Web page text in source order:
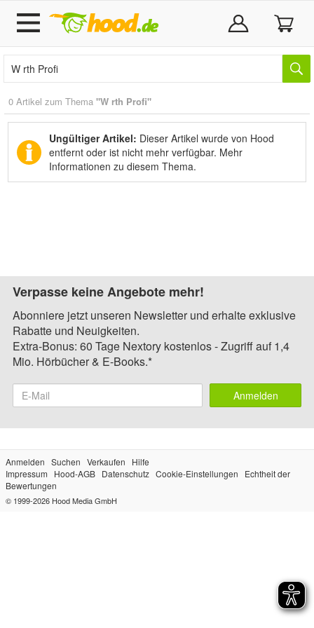
0 Artikel zum Thema "W rth Profi"
Ungültiger Artikel: Dieser Artikel wurde von Hood
entfernt oder ist nicht mehr verfügbar. Mehr
Informationen zu diesem Thema.
Verpasse keine Angebote mehr!
Abonniere jetzt unseren Newsletter und erhalte exklusive
Rabatte und Neuigkeiten.
Extra-Bonus: 60 Tage Nextory kostenlos - Zugriff auf 1,4
Mio. Hörbücher & E-Books.*
Anmelden
Anmelden Suchen Verkaufen
Hilfe
Impressum
Hood-AGB Datenschutz Cookie-Einstellungen
Echtheit der
Bewertungen
© 1999-2026 Hood Media GmbH